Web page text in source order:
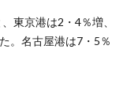
東京港は2・4％増、
。名古屋港は7・5％